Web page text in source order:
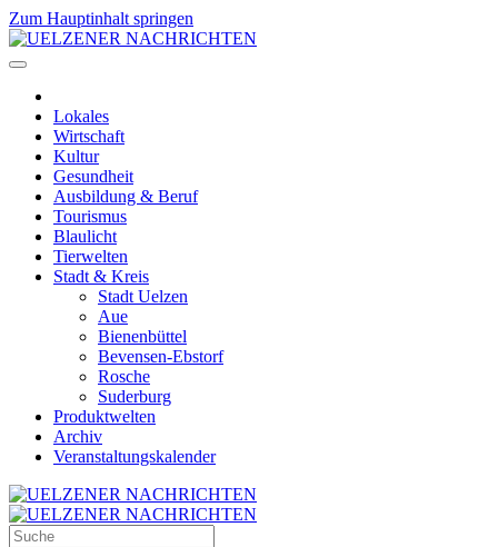
Zum Hauptinhalt springen
Lokales
Wirtschaft
Kultur
Gesundheit
Ausbildung & Beruf
Tourismus
Blaulicht
Tierwelten
Stadt & Kreis
Stadt Uelzen
Aue
Bienenbüttel
Bevensen-Ebstorf
Rosche
Suderburg
Produktwelten
Archiv
Veranstaltungskalender